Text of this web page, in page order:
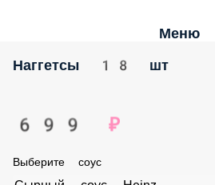
Меню
Наггетсы 18 шт
699 ₽
Выберите соус